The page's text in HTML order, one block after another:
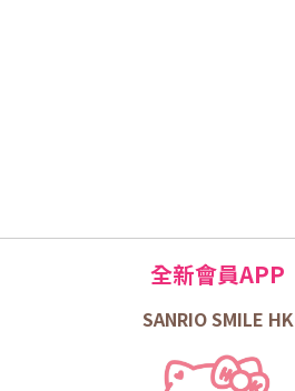
全新會員APP
SANRIO SMILE HK